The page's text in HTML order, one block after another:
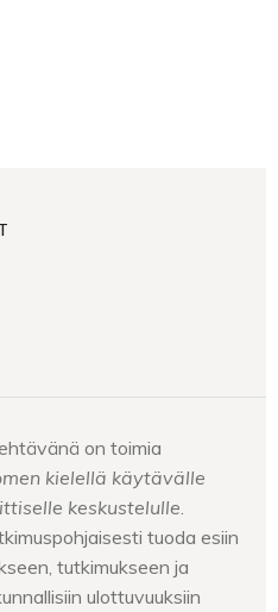
on toimia
kielellä käytävälle
keskustelulle
tuoda esiin
tutkimukseen ja
ulottuvuuksiin